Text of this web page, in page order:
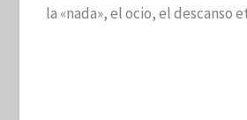
la «nada», el ocio, el descanso